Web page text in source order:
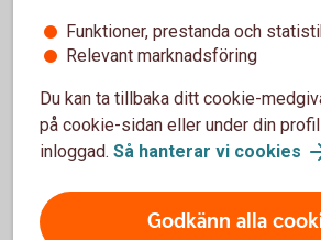
Jag har fått ett nytt kort, vad
Vart vänder jag mig vid
Funktioner, prestanda och
Relevant marknadsföring
Du kan ta tillbaka ditt cookie-
på cookie-sidan eller under din profil
inloggad. Så hanterar vi cookies
Godkänn alla